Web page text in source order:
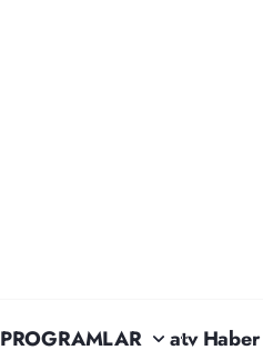
PROGRAMLAR atv Haber